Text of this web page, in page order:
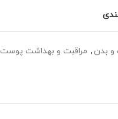
بدن , مراقبت و بهداشت پوست